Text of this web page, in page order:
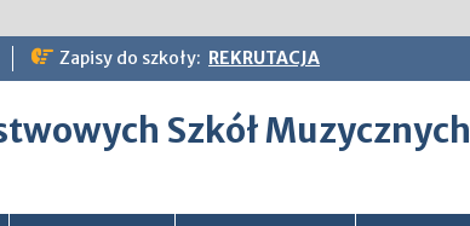
Zapisy do szkoły: REKRUTACJA
Szkół Muzycznych